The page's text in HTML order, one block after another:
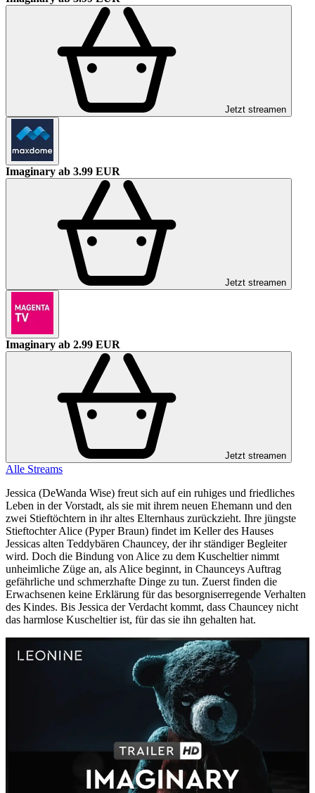
Jetzt streamen
Imaginary ab 3.99 EUR
Jetzt streamen
Imaginary ab 2.99 EUR
Jetzt streamen
Alle Streams
Jessica (DeWanda Wise) freut sich auf ein ruhiges und friedliches
Leben in der Vorstadt, als sie mit ihrem neuen Ehemann und den
zwei Stieftöchtern in ihr altes Elternhaus zurückzieht. Ihre jüngste
Stieftochter Alice (Pyper Braun) findet im Keller des Hauses
Jessicas alten Teddybären Chauncey, der ihr ständiger Begleiter
wird. Doch die Bindung von Alice zu dem Kuscheltier nimmt
unheimliche Züge an, als Alice beginnt, in Chaunceys Auftrag
gefährliche und schmerzhafte Dinge zu tun. Zuerst finden die
Erwachsenen keine Erklärung für das besorgniserregende Verhalten
des Kindes. Bis Jessica der Verdacht kommt, dass Chauncey nicht
das harmlose Kuscheltier ist, für das sie ihn gehalten hat.